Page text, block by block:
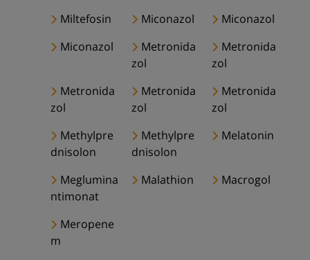
Miltefosin Miconazol
Miconazol
Miconazol
Metronida
zol
Metronida
zol
Metronida
zol
Metronida
zol
Metronida
zol
Methylpre
dnisolon
Methylpre
dnisolon
Melatonin
Meglumina
ntimonat
Malathion Macrogol
Meropene
m